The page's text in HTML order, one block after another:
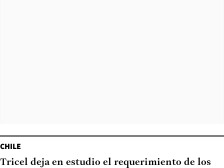
CHILE
Tricel deja en estudio el requerimiento de los